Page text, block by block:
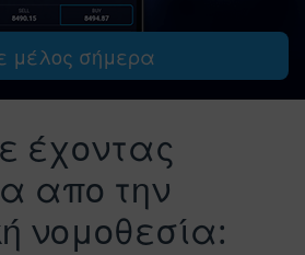
μέλος σήμερα
έχοντας
απο την
νομοθεσία: